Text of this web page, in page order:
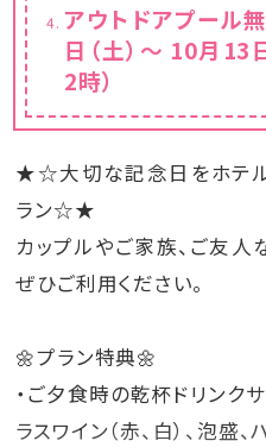
アウトドアプール
日（土）～ 10月13
2時）
★☆大切な記念日をホテ
ラン☆★
カップルやご家族、ご友
ぜひご利用ください。
🌼プラン特典🌼
・ご夕食時の乾杯ドリンク
ラスワイン（赤、白）、泡盛